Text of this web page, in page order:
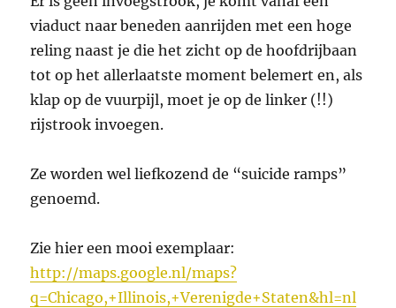
viaduct naar beneden aanrijden met een hoge
reling naast je die het zicht op de hoofdrijbaan
tot op het allerlaatste moment belemert en, als
klap op de vuurpijl, moet je op de linker (!!)
rijstrook invoegen.
Ze worden wel liefkozend de “suicide ramps”
genoemd.
Zie hier een mooi exemplaar:
http://maps.google.nl/maps?
q=Chicago,+Illinois,+Verenigde+Staten&hl=nl